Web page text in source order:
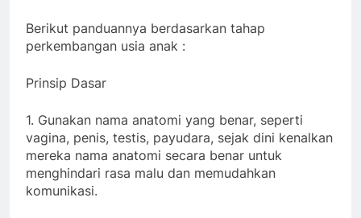
Berikut panduannya berdasarkan tahap
perkembangan usia anak :
Prinsip Dasar
1. Gunakan nama anatomi yang benar, seperti
vagina, penis, testis, payudara, sejak dini kenalkan
mereka nama anatomi secara benar untuk
menghindari rasa malu dan memudahkan
komunikasi.